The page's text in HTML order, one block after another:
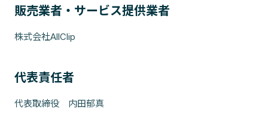
販売業者・サービス提供業者
株式会社AllClip
代表責任者
代表取締役 内田郁真